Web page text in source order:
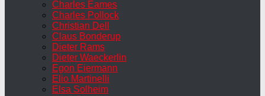
Charles Eames
Charles Pollock
Christian Dell
Claus Bonderup
Dieter Rams
Dieter Waeckerlin
Egon Eiermann
Elio Martinelli
Elsa Solheim